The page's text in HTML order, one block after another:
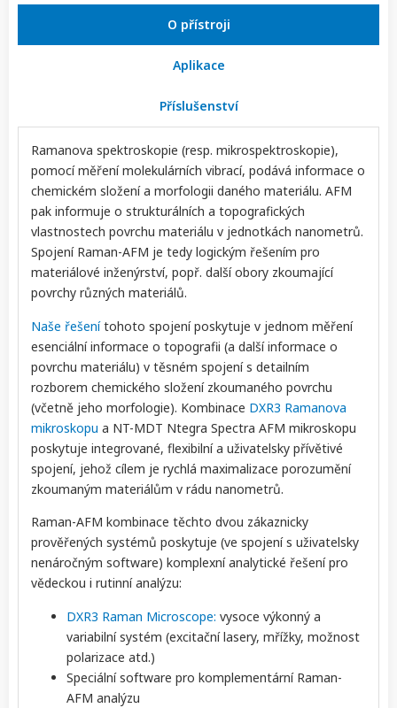
O přístroji
Aplikace
Příslušenství
Ramanova spektroskopie (resp. mikrospektroskopie),
pomocí měření molekulárních vibrací, podává informace o
chemickém složení a morfologii daného materiálu. AFM
pak informuje o strukturálních a topografických
vlastnostech povrchu materiálu v jednotkách nanometrů.
Spojení Raman-AFM je tedy logickým řešením pro
materiálové inženýrství, popř. další obory zkoumající
povrchy různých materiálů.
Naše řešenítohoto spojení poskytuje v jednom měření
esenciální informace o topografii (a další informace o
povrchu materiálu) v těsném spojení s detailním
rozborem chemického složení zkoumaného povrchu
(včetně jeho morfologie). Kombinace DXR3 Ramanova
mikroskopu a NT-MDT Ntegra Spectra AFM mikroskopu
poskytuje integrované, flexibilní a uživatelsky přívětivé
spojení, jehož cílem je rychlá maximalizace porozumění
zkoumaným materiálům v rádu nanometrů.
Raman-AFM kombinace těchto dvou zákaznicky
prověřených systémů poskytuje (ve spojení s uživatelsky
nenáročným software) komplexní analytické řešení pro
vědeckou i rutinní analýzu:
DXR3 Raman Microscope: vysoce výkonný a
variabilní systém (excitační lasery, mřížky, možnost
polarizace atd.)
Speciální software pro komplementární Raman-
AFM analýzu